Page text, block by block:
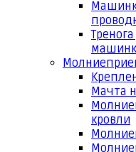
Мачта
кровли